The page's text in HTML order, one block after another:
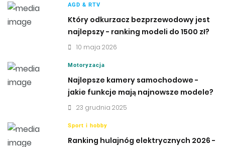
AGD & RTV
Który odkurzacz bezprzewodowy jest
najlepszy - ranking modeli do 1500 zł?
10 maja 2026
Motoryzacja
Najlepsze kamery samochodowe -
jakie funkcje mają najnowsze modele?
23 grudnia 2025
Sport i hobby
Ranking hulajnóg elektrycznych 2026 -